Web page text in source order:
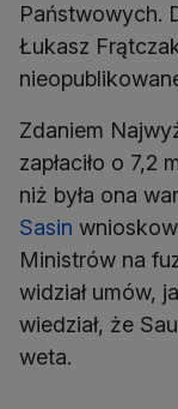
Państwowych.
Łukasz
Zdaniem
zapłaciło o 7,2
niż była ona
Sasin
Ministrów na
widział umów,
wiedział, że
weta.